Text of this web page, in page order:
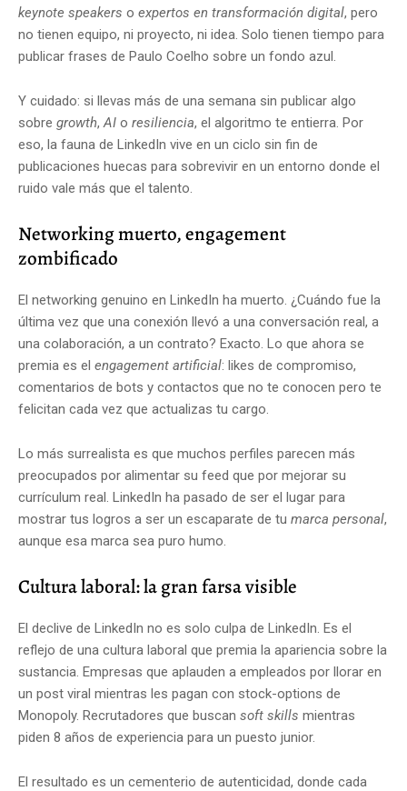
keynote speakers o expertos en transformación digital, pero
no tienen equipo, ni proyecto, ni idea. Solo tienen tiempo para
publicar frases de Paulo Coelho sobre un fondo azul.
Y cuidado: si llevas más de una semana sin publicar algo
sobre growth,AI o resiliencia, el algoritmo te entierra. Por
eso, la fauna de LinkedIn vive en un ciclo sin fin de
publicaciones huecas para sobrevivir en un entorno donde el
ruido vale más que el talento.
Networking muerto, engagement
zombificado
El networking genuino en LinkedIn ha muerto. ¿Cuándo fue la
última vez que una conexión llevó a una conversación real, a
una colaboración, a un contrato? Exacto. Lo que ahora se
premia es el engagement artificial: likes de compromiso,
comentarios de bots y contactos que no te conocen pero te
felicitan cada vez que actualizas tu cargo.
Lo más surrealista es que muchos perfiles parecen más
preocupados por alimentar su feed que por mejorar su
currículum real. LinkedIn ha pasado de ser el lugar para
mostrar tus logros a ser un escaparate de tu marca personal,
aunque esa marca sea puro humo.
Cultura laboral: la gran farsa visible
El declive de LinkedIn no es solo culpa de LinkedIn. Es el
reflejo de una cultura laboral que premia la apariencia sobre la
sustancia. Empresas que aplauden a empleados por llorar en
un post viral mientras les pagan con stock-options de
Monopoly. Recrutadores que buscan soft skills mientras
piden 8 años de experiencia para un puesto junior.
El resultado es un cementerio de autenticidad, donde cada